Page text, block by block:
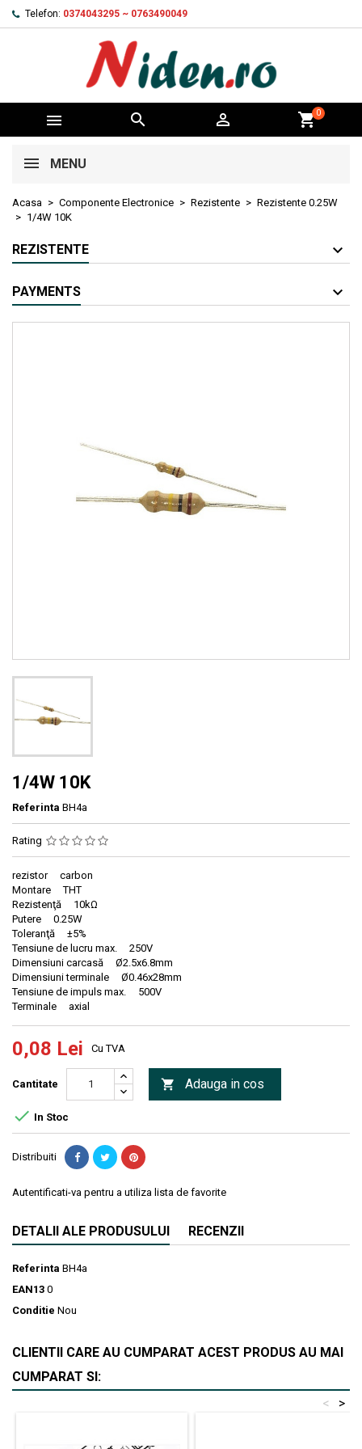
Telefon: 0374043295 ~ 0763490049
   shopping_cart0
MENU
Acasa Componente Electronice Rezistente
Rezistente 0.25W
1/4W 10K
REZISTENTE
PAYMENTS
1/4W 10K
Referinta BH4a
Rating
rezistor carbon
Montare THT
Rezistenţă 10kΩ
Putere 0.25W
Toleranţă ±5%
Tensiune de lucru max. 250V
Dimensiuni carcasă Ø2.5x6.8mm
Dimensiuni terminale Ø0.46x28mm
Tensiune de impuls max. 500V
Terminale axial
0,08 Lei Cu TVA
Cantitate  Adauga in cos
 In Stoc
Distribuiti
Autentificati-va pentru a utiliza lista de favorite
DETALII ALE PRODUSULUI RECENZII
Referinta BH4a
EAN13 0
Conditie Nou
CLIENTII CARE AU CUMPARAT ACEST PRODUS AU MAI
CUMPARAT SI:
>
<